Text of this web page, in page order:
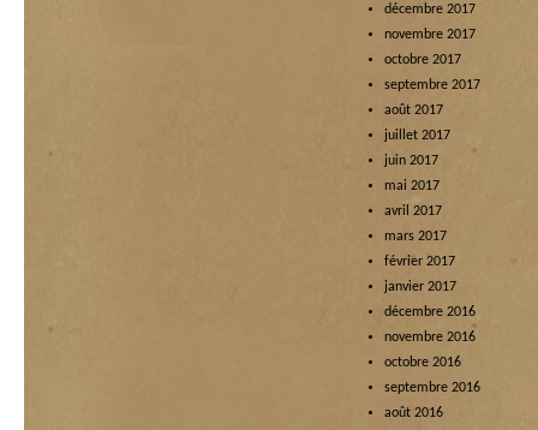
décembre 2017
novembre 2017
octobre 2017
septembre 2017
août 2017
juillet 2017
juin 2017
mai 2017
avril 2017
mars 2017
février 2017
janvier 2017
décembre 2016
novembre 2016
octobre 2016
septembre 2016
août 2016